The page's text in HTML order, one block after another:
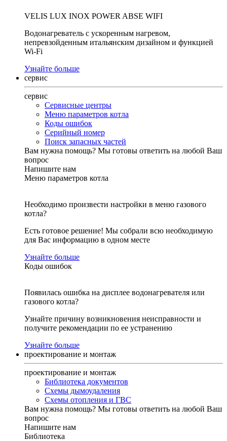
VELIS LUX INOX POWER ABSE WIFI
Водонагреватель с ускоренным нагревом,
непревзойденным итальянским дизайном и функцией
Wi-Fi
Узнайте больше
сервис
сервис
Сервисные центры
Меню параметров котла
Коды ошибок
Серийный номер
Поиск запасных частей
Вам нужна помощь? Мы готовы ответить на любой Ваш
вопрос
Напишите нам
Меню параметров котла
Необходимо произвести настройки в меню газового
котла?
Есть готовое решение! Мы собрали всю необходимую
для Вас информацию в одном месте
Узнайте больше
Коды ошибок
Появилась ошибка на дисплее водонагревателя или
газового котла?
Узнайте причину возникновения неисправности и
получите рекомендации по ее устранению
Узнайте больше
проектирование и монтаж
проектирование и монтаж
Библиотека документов
Схемы дымоудаления
Схемы отопления и ГВС
Вам нужна помощь? Мы готовы ответить на любой Ваш
вопрос
Напишите нам
Библиотека